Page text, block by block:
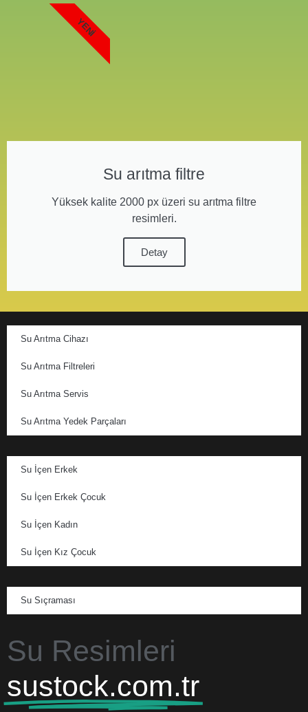
Su arıtma filtre
Yüksek kalite 2000 px üzeri su arıtma filtre
resimleri.
Detay
YENI
Su Arıtma Cihazı
Su Arıtma Filtreleri
Su Arıtma Servis
Su Arıtma Yedek Parçaları
Su İçen Erkek
Su İçen Erkek Çocuk
Su İçen Kadın
Su İçen Kız Çocuk
Su Sıçraması
Su Resimleri
sustock.com.tr